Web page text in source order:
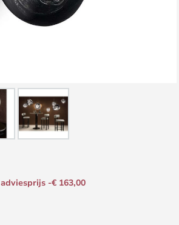
adviesprijs -€ 163,00